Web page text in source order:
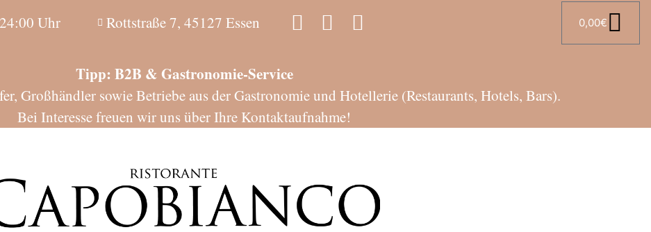
Uhr Rottstraße 7, 45127 Essen 0,00€
Tipp: B2B & Gastronomie-Service
Großhändler sowie Betriebe aus der Gastronomie und Hotellerie (Restaurants, Hotels, Bars).
Bei Interesse freuen wir uns über Ihre Kontaktaufnahme!